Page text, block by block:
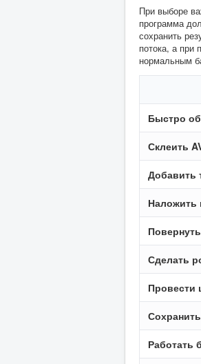
При выборе
программа
сохранить
потока, а при
нормальным
Быстро
Склеить
Добавить
Наложить
Сделать
Провести
Работать